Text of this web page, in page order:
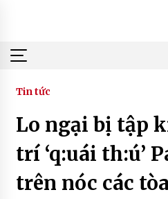
Tin tức
Lo ngại bị tập
trí ‘q:uái th:ú’
trên nóc các